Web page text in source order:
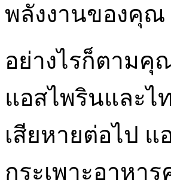
พลังงานของคุณ
อย่างไรก็ตามคุ
แอสไพรินและไ
เสียหายต่อไป แ
กระเพาะอาหา